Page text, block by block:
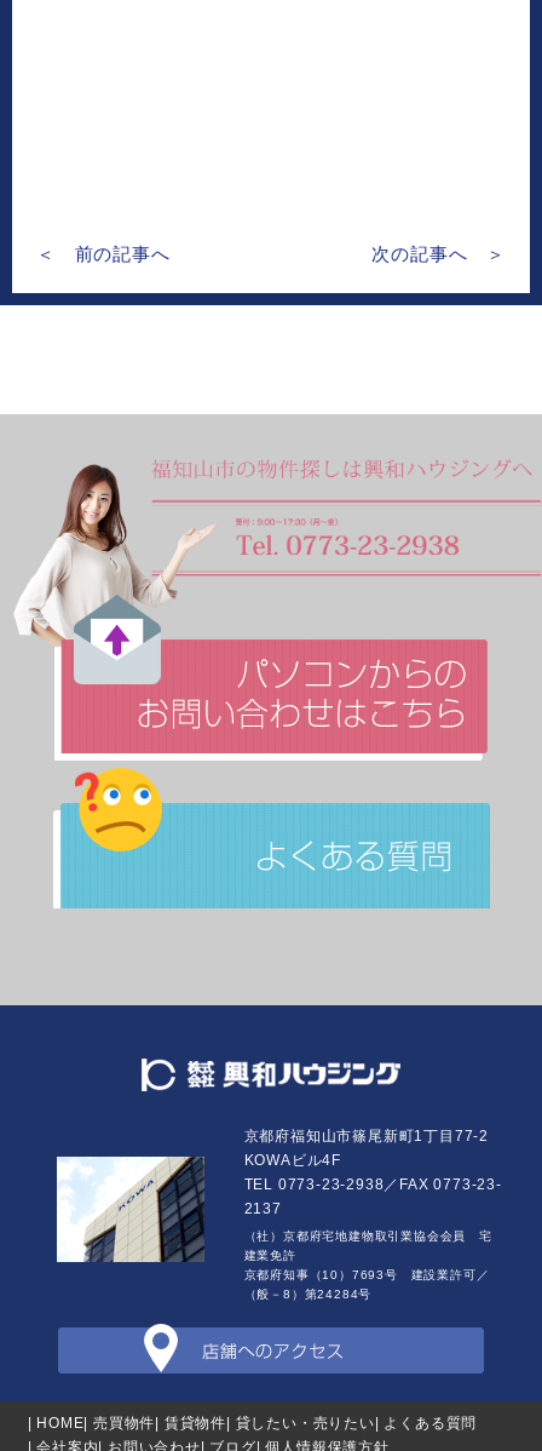
＜ 前の記事へ 次の記事へ ＞
京都府福知山市篠尾新町1丁目77-2
KOWAビル4F
TEL 0773-23-2938／FAX 0773-23-
2137
（社）京都府宅地建物取引業協会会員 宅
建業免許
京都府知事（10）7693号 建設業許可／
（般－8）第24284号
| HOME| 売買物件| 賃貸物件| 貸したい・売りたい| よくある質問
| 会社案内| お問い合わせ| ブログ| 個人情報保護方針